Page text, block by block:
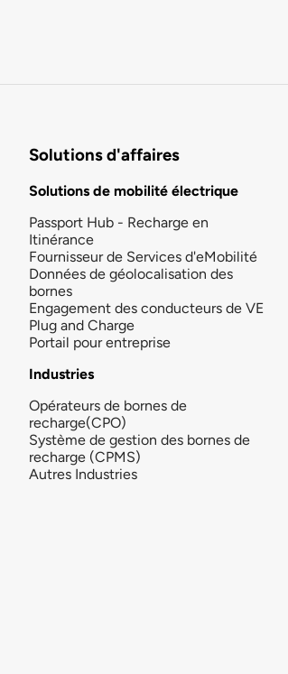
Solutions d'affaires
Solutions de mobilité électrique
Passport Hub - Recharge en
Itinérance
Fournisseur de Services d'eMobilité
Données de géolocalisation des
bornes
Engagement des conducteurs de VE
Plug and Charge
Portail pour entreprise
Industries
Opérateurs de bornes de
recharge(CPO)
Système de gestion des bornes de
recharge (CPMS)
Autres Industries